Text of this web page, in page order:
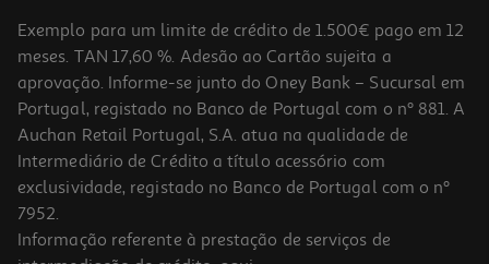
Exemplo para um limite de crédito de 1.500€ pago em 12
meses. TAN 17,60 %. Adesão ao Cartão sujeita a
aprovação. Informe-se junto do Oney Bank – Sucursal em
Portugal, registado no Banco de Portugal com o nº 881. A
Auchan Retail Portugal, S.A. atua na qualidade de
Intermediário de Crédito a título acessório com
exclusividade, registado no Banco de Portugal com o nº
7952.
Informação referente à prestação de serviços de